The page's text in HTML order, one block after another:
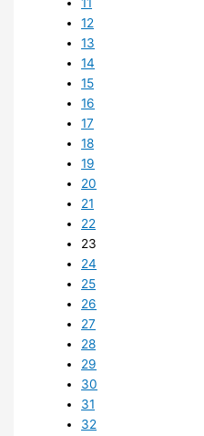
11
12
13
14
15
16
17
18
19
20
21
22
23
24
25
26
27
28
29
30
31
32